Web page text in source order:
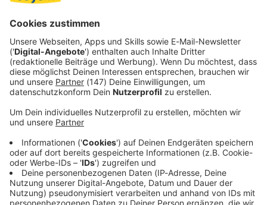
den Kindern des Opfers und den Eltern der Frau die
Hintergründe der Tat zu erklären: «Tun Sie endlich das